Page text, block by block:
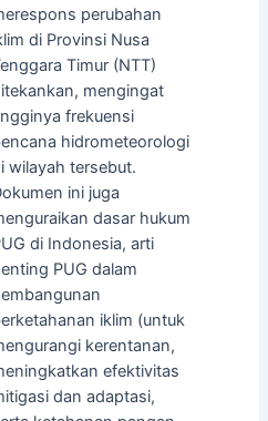
perubahan
di Provinsi Nusa
Timur (NTT)
mengingat
frekuensi
hidrometeorologi
wilayah tersebut.
ini juga
dasar hukum
di Indonesia, arti
PUG dalam
iklim (untuk
kerentanan,
efektivitas
dan adaptasi,